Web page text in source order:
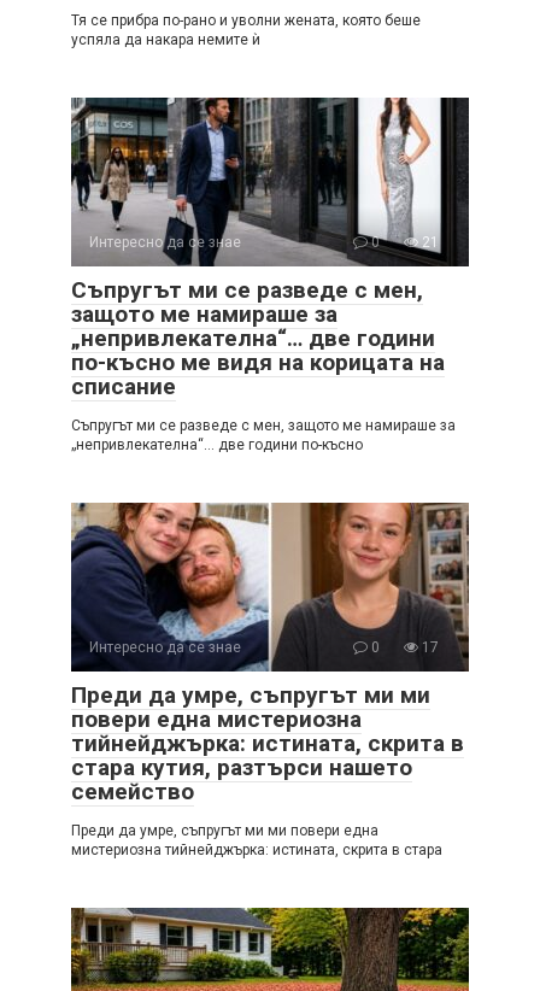
Тя се прибра по-рано и уволни жената, която беше
успяла да накара немите ѝ
Интересно да се знае 0 21
Съпругът ми се разведе с мен,
защото ме намираше за
„непривлекателна“… две години
по-късно ме видя на корицата на
списание
Съпругът ми се разведе с мен, защото ме намираше за
„непривлекателна“… две години по-късно
Интересно да се знае 0 17
Преди да умре, съпругът ми ми
повери една мистериозна
тийнейджърка: истината, скрита в
стара кутия, разтърси нашето
семейство
Преди да умре, съпругът ми ми повери една
мистериозна тийнейджърка: истината, скрита в стара